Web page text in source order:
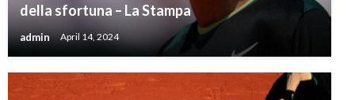
della sfortuna – La Stampa
admin April 14, 2024